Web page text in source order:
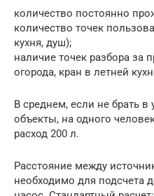
количество постоянно
количество точек
кухня, душ);
наличие точек разбора за
огорода, кран в летней
В среднем, если не брать
объекты, на одного
расход 200 л.
Расстояние между
необходимо для подсчета